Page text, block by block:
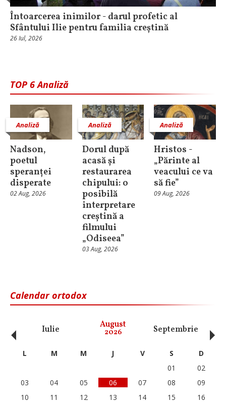
Întoarcerea inimilor - darul profetic al
Sfântului Ilie pentru familia creștină
26 Iul, 2026
TOP 6 Analiză
Analiză
Nadson,
poetul
speranței
disperate
02 Aug, 2026
Analiză
Dorul după
acasă și
restaurarea
chipului: o
posibilă
interpretare
creștină a
filmului
„Odiseea”
03 Aug, 2026
Analiză
Hristos -
„Părinte al
veacului ce va
să fie”
09 Aug, 2026
Calendar ortodox
Iulie August
2026 Septembrie
‹ L M M J V S
D
01
02
03
04 05 06 07 08
09
10
11 12 13 14 15 16